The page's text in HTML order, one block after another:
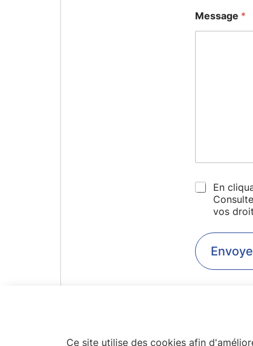
Message *
En
vos
Ce site utilise des cookies afin